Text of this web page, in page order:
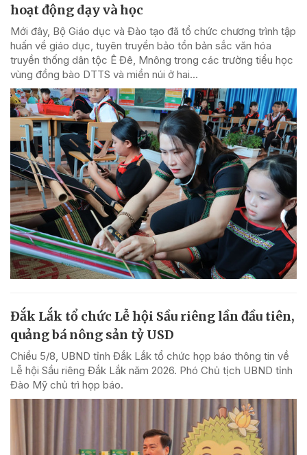
hoạt động dạy và học
Mới đây, Bộ Giáo dục và Đào tạo đã tổ chức chương trình tập
huấn về giáo dục, tuyên truyền bảo tồn bản sắc văn hóa
truyền thống dân tộc Ê Đê, Mnông trong các trường tiểu học
vùng đồng bào DTTS và miền núi ở hai...
Đắk Lắk tổ chức Lễ hội Sầu riêng lần đầu tiên,
quảng bá nông sản tỷ USD
Chiều 5/8, UBND tỉnh Đắk Lắk tổ chức họp báo thông tin về
Lễ hội Sầu riêng Đắk Lắk năm 2026. Phó Chủ tịch UBND tỉnh
Đào Mỹ chủ trì họp báo.